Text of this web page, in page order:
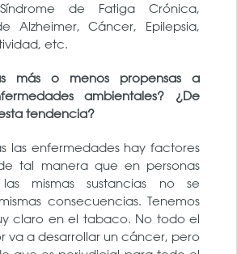
de Fatiga Crónica,
Alzheimer, Cáncer, Epilepsia,
etc.
más o menos propensas a
ambientales? ¿De
tendencia?
las enfermedades hay factores
tal manera que en personas
mismas sustancias no se
consecuencias. Tenemos
claro en el tabaco. No todo el
va a desarrollar un cáncer, pero